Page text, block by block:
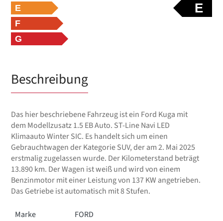
E
E
F
G
Beschreibung
Das hier beschriebene Fahrzeug ist ein Ford Kuga mit
dem Modellzusatz 1.5 EB Auto. ST-Line Navi LED
Klimaauto Winter SIC. Es handelt sich um einen
Gebrauchtwagen der Kategorie SUV, der am 2. Mai 2025
erstmalig zugelassen wurde. Der Kilometerstand beträgt
13.890 km. Der Wagen ist weiß und wird von einem
Benzinmotor mit einer Leistung von 137 KW angetrieben.
Das Getriebe ist automatisch mit 8 Stufen.
Marke
FORD